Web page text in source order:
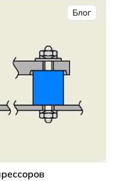
Блог